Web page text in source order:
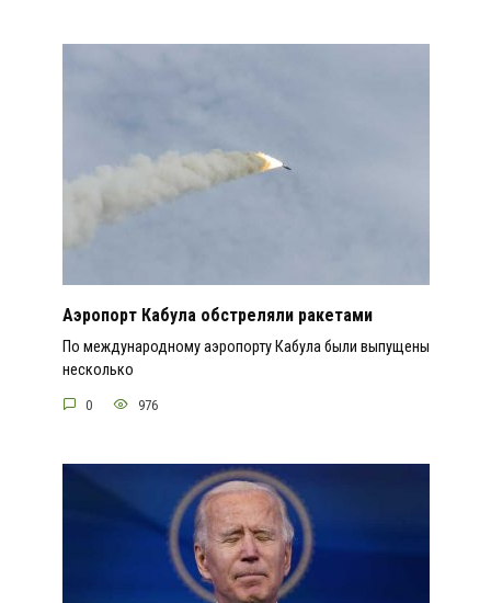
Аэропорт Кабула обстреляли ракетами
По международному аэропорту Кабула были выпущены
несколько
0 976